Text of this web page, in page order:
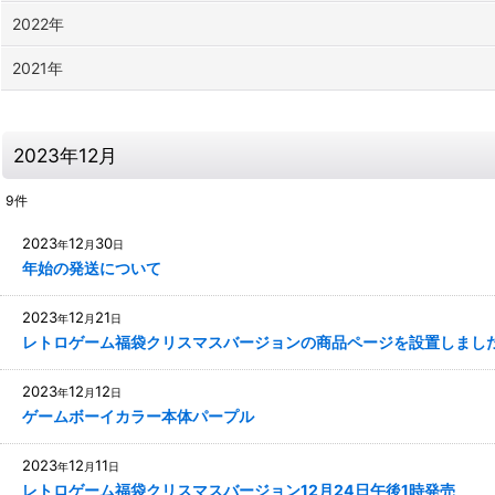
2023年12月
9件
2023年12 月 30日
年始の発送について
2023年12 月 21日
レトロゲーム福袋クリスマスバージョンの商品ページを設置しまし
2023年12 月12日
ゲームボーイカラー本体パープル
2023年12 月11日
レトロゲーム福袋クリスマスバージョン12月24日午後1時発売
2022年
2021年